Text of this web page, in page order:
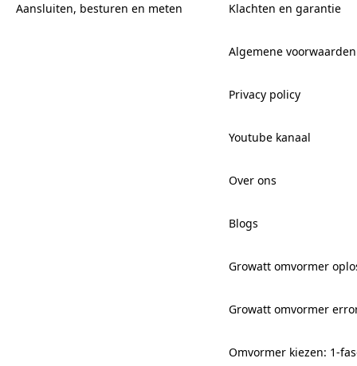
Aansluiten, besturen en meten Klachten en garantie
Algemene voorwaarden
Privacy policy
Youtube kanaal
Over ons
Blogs
Growatt omvormer
Growatt omvormer
Omvormer kiezen: 1-